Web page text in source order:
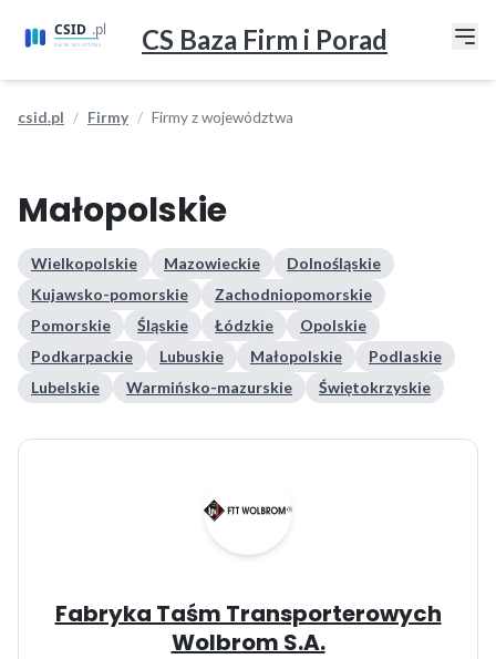
CS Baza Firm i Porad
csid.pl Firmy Firmy z województwa
Małopolskie
Wielkopolskie Mazowieckie
Dolnośląskie
Kujawsko-pomorskie
Zachodniopomorskie
Pomorskie
Śląskie Łódzkie
Opolskie
Podkarpackie
Lubuskie Małopolskie
Podlaskie
Lubelskie
Warmińsko-mazurskie Świętokrzyskie
Fabryka Taśm Transporterowych
Wolbrom S.A.